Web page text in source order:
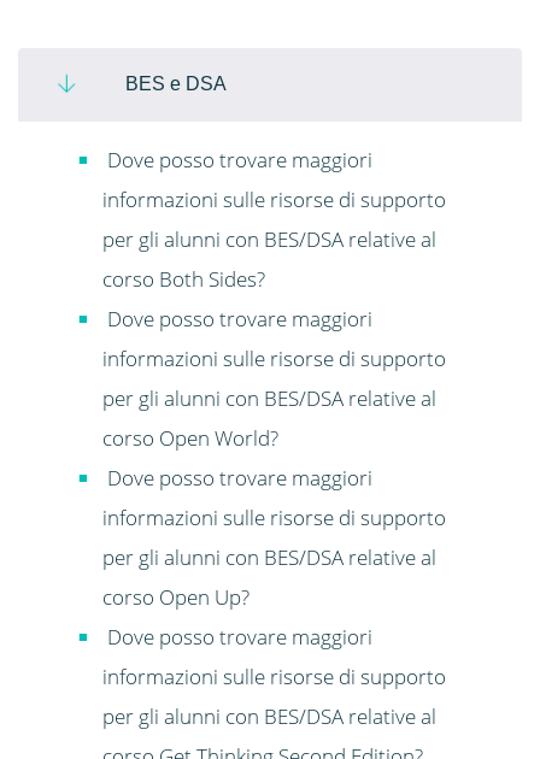
BES e DSA
Dove posso trovare maggiori
informazioni sulle risorse di supporto
per gli alunni con BES/DSA relative al
corso Both Sides?
Dove posso trovare maggiori
informazioni sulle risorse di supporto
per gli alunni con BES/DSA relative al
corso Open World?
Dove posso trovare maggiori
informazioni sulle risorse di supporto
per gli alunni con BES/DSA relative al
corso Open Up?
Dove posso trovare maggiori
informazioni sulle risorse di supporto
per gli alunni con BES/DSA relative al